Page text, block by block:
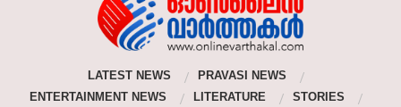
LATEST NEWS
PRAVASI NEWS
ENTERTAINMENT NEWS
LITERATURE
STORIES